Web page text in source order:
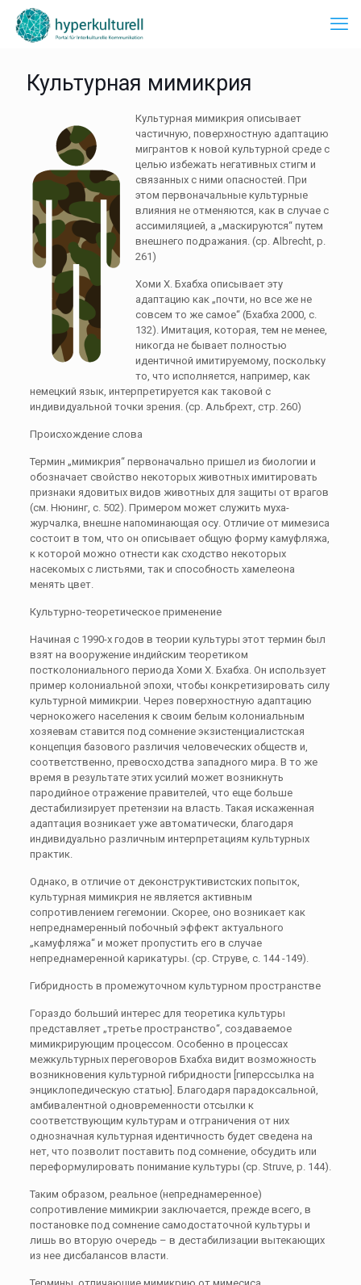
Культурная мимикрия
Культурная мимикрия описывает
частичную, поверхностную адаптацию
мигрантов к новой культурной среде с
целью избежать негативных стигм и
связанных с ними опасностей. При
этом первоначальные культурные
влияния не отменяются, как в случае с
ассимиляцией, а „маскируются“ путем
внешнего подражания. (ср. Albrecht, p.
261)
Хоми Х. Бхабха описывает эту
адаптацию как „почти, но все же не
совсем то же самое“ (Бхабха 2000, с.
132). Имитация, которая, тем не менее,
никогда не бывает полностью
идентичной имитируемому, поскольку
то, что исполняется, например, как
немецкий язык, интерпретируется как таковой с
индивидуальной точки зрения. (ср. Альбрехт, стр. 260)
Происхождение слова
Термин „мимикрия“ первоначально пришел из биологии и
обозначает свойство некоторых животных имитировать
признаки ядовитых видов животных для защиты от врагов
(см. Нюнинг, с. 502). Примером может служить муха-
журчалка, внешне напоминающая осу. Отличие от мимезиса
состоит в том, что он описывает общую форму камуфляжа,
к которой можно отнести как сходство некоторых
насекомых с листьями, так и способность хамелеона
менять цвет.
Культурно-теоретическое применение
Начиная с 1990-х годов в теории культуры этот термин был
взят на вооружение индийским теоретиком
постколониального периода Хоми Х. Бхабха. Он использует
пример колониальной эпохи, чтобы конкретизировать силу
культурной мимикрии. Через поверхностную адаптацию
чернокожего населения к своим белым колониальным
хозяевам ставится под сомнение экзистенциалистская
концепция базового различия человеческих обществ и,
соответственно, превосходства западного мира. В то же
время в результате этих усилий может возникнуть
пародийное отражение правителей, что еще больше
дестабилизирует претензии на власть. Такая искаженная
адаптация возникает уже автоматически, благодаря
индивидуально различным интерпретациям культурных
практик.
Однако, в отличие от деконструктивистских попыток,
культурная мимикрия не является активным
сопротивлением гегемонии. Скорее, оно возникает как
непреднамеренный побочный эффект актуального
„камуфляжа“ и может пропустить его в случае
непреднамеренной карикатуры. (ср. Струве, с. 144 -149).
Гибридность в промежуточном культурном пространстве
Гораздо больший интерес для теоретика культуры
представляет „третье пространство“, создаваемое
мимикрирующим процессом. Особенно в процессах
межкультурных переговоров Бхабха видит возможность
возникновения культурной гибридности [гиперссылка на
энциклопедическую статью]. Благодаря парадоксальной,
амбивалентной одновременности отсылки к
соответствующим культурам и отграничения от них
однозначная культурная идентичность будет сведена на
нет, что позволит поставить под сомнение, обсудить или
переформулировать понимание культуры (ср. Struve, p. 144).
Таким образом, реальное (непреднамеренное)
сопротивление мимикрии заключается, прежде всего, в
постановке под сомнение самодостаточной культуры и
лишь во вторую очередь – в дестабилизации вытекающих
из нее дисбалансов власти.